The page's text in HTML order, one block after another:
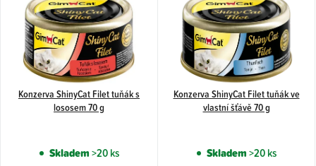
Konzerva ShinyCat Filet tuňák s
lososem 70 g
Skladem>20 ks
Konzerva ShinyCat Filet tuňák ve
vlastní šťávě 70 g
Skladem>20 ks